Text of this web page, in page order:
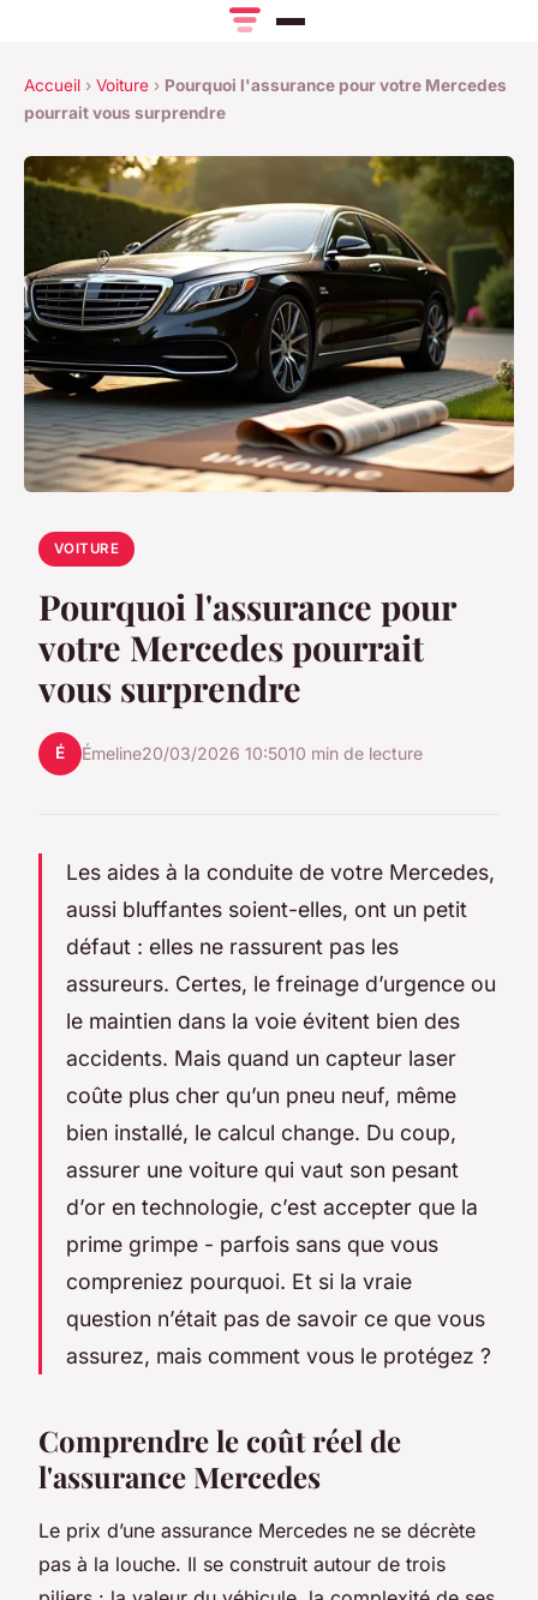
Accueil › Voiture › Pourquoi l'assurance pour votre Mercedes
pourrait vous surprendre
VOITURE
Pourquoi l'assurance pour
votre Mercedes pourrait
vous surprendre
É Émeline20/03/2026 10:5010 min de lecture
Les aides à la conduite de votre Mercedes,
aussi bluffantes soient-elles, ont un petit
défaut : elles ne rassurent pas les
assureurs. Certes, le freinage d’urgence ou
le maintien dans la voie évitent bien des
accidents. Mais quand un capteur laser
coûte plus cher qu’un pneu neuf, même
bien installé, le calcul change. Du coup,
assurer une voiture qui vaut son pesant
d’or en technologie, c’est accepter que la
prime grimpe - parfois sans que vous
compreniez pourquoi. Et si la vraie
question n’était pas de savoir ce que vous
assurez, mais comment vous le protégez ?
Comprendre le coût réel de
l'assurance Mercedes
Le prix d’une assurance Mercedes ne se décrète
pas à la louche. Il se construit autour de trois